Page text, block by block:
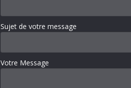
Sujet de votre message
Votre Message